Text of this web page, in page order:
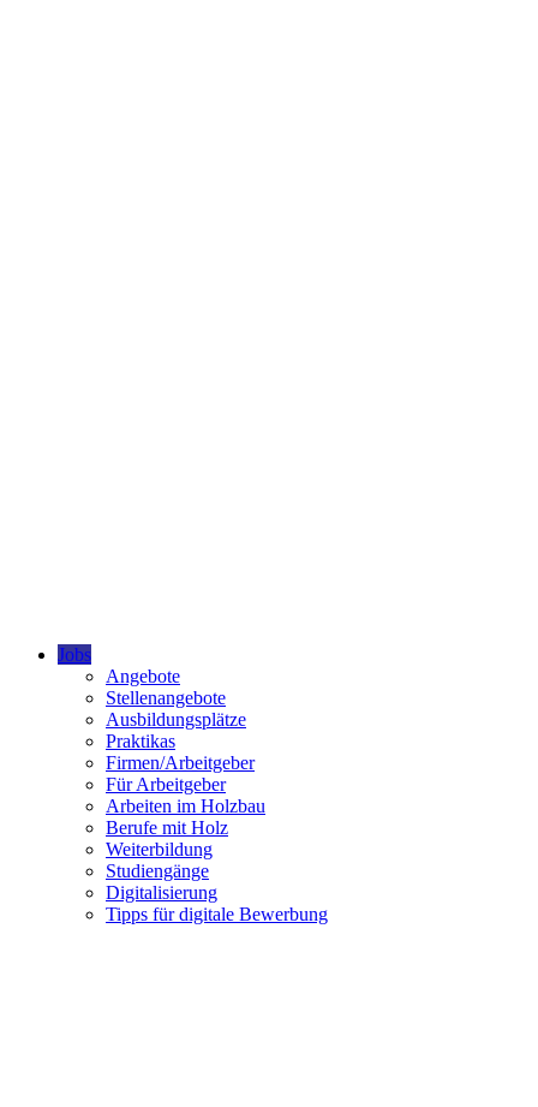
Jobs
Angebote
Stellenangebote
Ausbildungsplätze
Praktikas
Firmen/Arbeitgeber
Für Arbeitgeber
Arbeiten im Holzbau
Berufe mit Holz
Weiterbildung
Studiengänge
Digitalisierung
Tipps für digitale Bewerbung